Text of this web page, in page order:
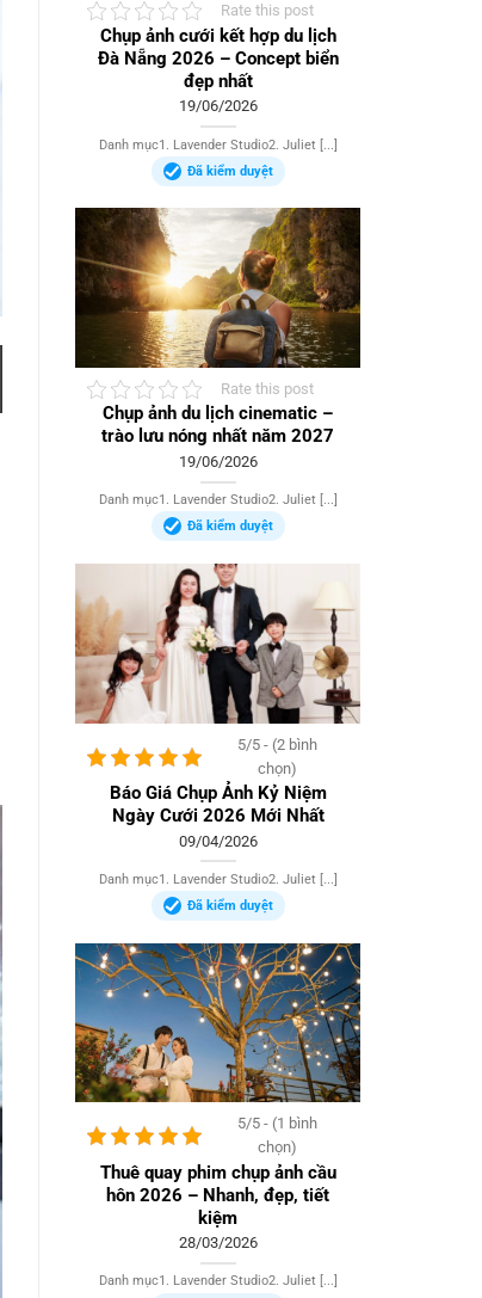
Rate this post
Chụp ảnh cưới kết hợp du lịch
Đà Nẵng 2026 – Concept biển
đẹp nhất
19/06/2026
Danh mục1. Lavender Studio2. Juliet [...]
Đã kiểm duyệt
Rate this post
Chụp ảnh du lịch cinematic –
trào lưu nóng nhất năm 2027
19/06/2026
Danh mục1. Lavender Studio2. Juliet [...]
Đã kiểm duyệt
5/5 - (2 bình
chọn)
Báo Giá Chụp Ảnh Kỷ Niệm
Ngày Cưới 2026 Mới Nhất
09/04/2026
Danh mục1. Lavender Studio2. Juliet [...]
Đã kiểm duyệt
5/5 - (1 bình
chọn)
Thuê quay phim chụp ảnh cầu
hôn 2026 – Nhanh, đẹp, tiết
kiệm
28/03/2026
Danh mục1. Lavender Studio2. Juliet [...]